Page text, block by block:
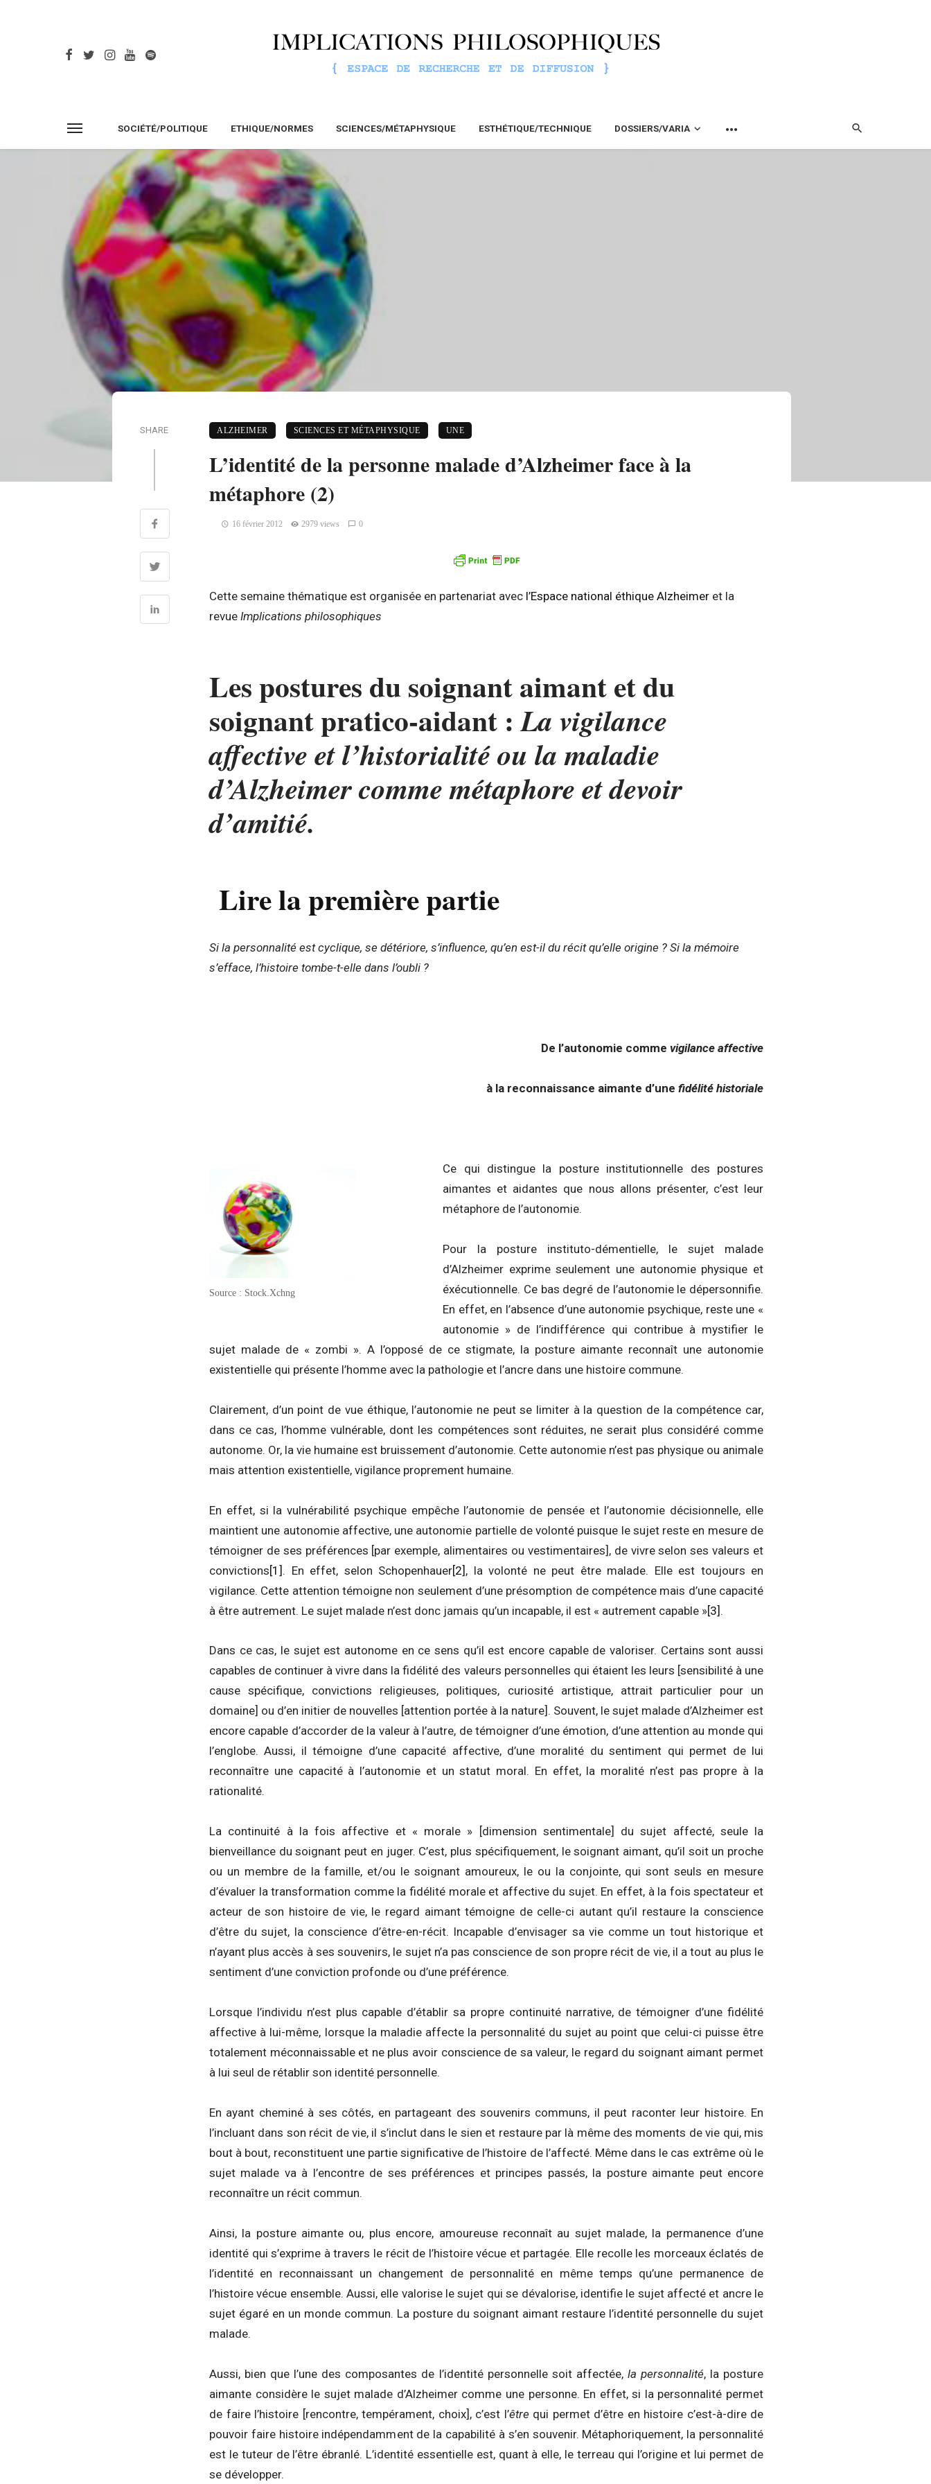
SOCIÉTÉ/POLITIQUE ETHIQUE/NORMES SCIENCES/MÉTAPHYSIQUE ESTHÉTIQUE/TECHNIQUE DOSSIERS/VARIA
SHARE ALZHEIMER SCIENCES ET MÉTAPHYSIQUE UNE
L’identité de la personne malade d’Alzheimer face à la
métaphore (2)
16 février 2012 2979 views 0
Cette semaine thématique est organisée en partenariat avec l’Espace national éthique Alzheimer et la
revue Implications philosophiques
Les postures du soignant aimant et du
soignant pratico-aidant :La vigilance
affective et l’historialité ou la maladie
d’Alzheimer comme métaphore et devoir
d’amitié.
Lire la première partie
Si la personnalité est cyclique, se détériore, s’influence, qu’en est-il du récit qu’elle origine ? Si la mémoire
s’efface, l’histoire tombe-t-elle dans l’oubli ?
De l’autonomie comme vigilance affective
à la reconnaissance aimante d’une fidélité historiale
Source : Stock.Xchng
Ce qui distingue la posture institutionnelle des postures
aimantes et aidantes que nous allons présenter, c’est leur
métaphore de l’autonomie.
Pour la posture instituto-démentielle, le sujet malade
d’Alzheimer exprime seulement une autonomie physique et
éxécutionnelle. Ce bas degré de l’autonomie le dépersonnifie.
En effet, en l’absence d’une autonomie psychique, reste une «
autonomie » de l’indifférence qui contribue à mystifier le
sujet malade de « zombi ». A l’opposé de ce stigmate, la posture aimante reconnaît une autonomie
existentielle qui présente l’homme avec la pathologie et l’ancre dans une histoire commune.
Clairement, d’un point de vue éthique, l’autonomie ne peut se limiter à la question de la compétence car,
dans ce cas, l’homme vulnérable, dont les compétences sont réduites, ne serait plus considéré comme
autonome. Or, la vie humaine est bruissement d’autonomie. Cette autonomie n’est pas physique ou animale
mais attention existentielle, vigilance proprement humaine.
En effet, si la vulnérabilité psychique empêche l’autonomie de pensée et l’autonomie décisionnelle, elle
maintient une autonomie affective, une autonomie partielle de volonté puisque le sujet reste en mesure de
témoigner de ses préférences [par exemple, alimentaires ou vestimentaires], de vivre selon ses valeurs et
convictions[1] . En effet, selon Schopenhauer[2] , la volonté ne peut être malade. Elle est toujours en
vigilance. Cette attention témoigne non seulement d’une présomption de compétence mais d’une capacité
à être autrement. Le sujet malade n’est donc jamais qu’un incapable, il est « autrement capable »[3] .
Dans ce cas, le sujet est autonome en ce sens qu’il est encore capable de valoriser. Certains sont aussi
capables de continuer à vivre dans la fidélité des valeurs personnelles qui étaient les leurs [sensibilité à une
cause spécifique, convictions religieuses, politiques, curiosité artistique, attrait particulier pour un
domaine] ou d’en initier de nouvelles [attention portée à la nature]. Souvent, le sujet malade d’Alzheimer est
encore capable d’accorder de la valeur à l’autre, de témoigner d’une émotion, d’une attention au monde qui
l’englobe. Aussi, il témoigne d’une capacité affective, d’une moralité du sentiment qui permet de lui
reconnaître une capacité à l’autonomie et un statut moral. En effet, la moralité n’est pas propre à la
rationalité.
La continuité à la fois affective et « morale » [dimension sentimentale] du sujet affecté, seule la
bienveillance du soignant peut en juger. C’est, plus spécifiquement, le soignant aimant, qu’il soit un proche
ou un membre de la famille, et/ou le soignant amoureux, le ou la conjointe, qui sont seuls en mesure
d’évaluer la transformation comme la fidélité morale et affective du sujet. En effet, à la fois spectateur et
acteur de son histoire de vie, le regard aimant témoigne de celle-ci autant qu’il restaure la conscience
d’être du sujet, la conscience d’être-en-récit. Incapable d’envisager sa vie comme un tout historique et
n’ayant plus accès à ses souvenirs, le sujet n’a pas conscience de son propre récit de vie, il a tout au plus le
sentiment d’une conviction profonde ou d’une préférence.
Lorsque l’individu n’est plus capable d’établir sa propre continuité narrative, de témoigner d’une fidélité
affective à lui-même, lorsque la maladie affecte la personnalité du sujet au point que celui-ci puisse être
totalement méconnaissable et ne plus avoir conscience de sa valeur, le regard du soignant aimant permet
à lui seul de rétablir son identité personnelle.
En ayant cheminé à ses côtés, en partageant des souvenirs communs, il peut raconter leur histoire. En
l’incluant dans son récit de vie, il s’inclut dans le sien et restaure par là même des moments de vie qui, mis
bout à bout, reconstituent une partie significative de l’histoire de l’affecté. Même dans le cas extrême où le
sujet malade va à l’encontre de ses préférences et principes passés, la posture aimante peut encore
reconnaître un récit commun.
Ainsi, la posture aimante ou, plus encore, amoureuse reconnaît au sujet malade, la permanence d’une
identité qui s’exprime à travers le récit de l’histoire vécue et partagée. Elle recolle les morceaux éclatés de
l’identité en reconnaissant un changement de personnalité en même temps qu’une permanence de
l’histoire vécue ensemble. Aussi, elle valorise le sujet qui se dévalorise, identifie le sujet affecté et ancre le
sujet égaré en un monde commun. La posture du soignant aimant restaure l’identité personnelle du sujet
malade.
Aussi, bien que l’une des composantes de l’identité personnelle soit affectée, la personnalité, la posture
aimante considère le sujet malade d’Alzheimer comme une personne. En effet, si la personnalité permet
de faire l’histoire [rencontre, tempérament, choix], c’est l’être qui permet d’être en histoire c’est-à-dire de
pouvoir faire histoire indépendamment de la capabilité à s’en souvenir. Métaphoriquement, la personnalité
est le tuteur de l’être ébranlé. L’identité essentielle est, quant à elle, le terreau qui l’origine et lui permet de
se développer.